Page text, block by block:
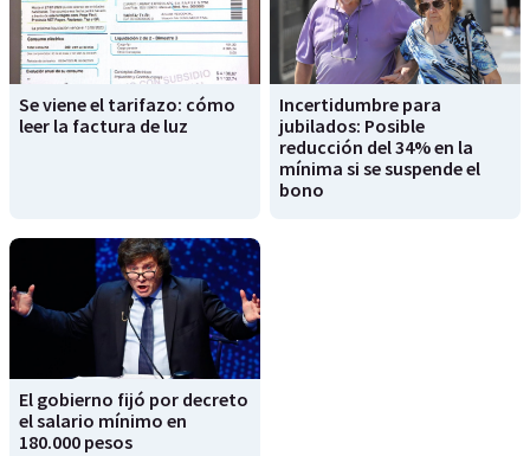
Se viene el tarifazo: cómo
leer la factura de luz
Incertidumbre para
jubilados: Posible
reducción del 34% en la
mínima si se suspende el
bono
El gobierno fijó por decreto
el salario mínimo en
180.000 pesos